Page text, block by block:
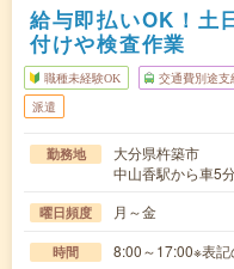
給与即払いOK！土
付けや検査作業
職種未経験OK 交通費別途支
派遣
勤務地
大分県杵築市
中山香駅から車5
曜日頻度 月～金
時間 8:00～17:00※表記